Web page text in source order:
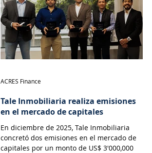
través de la emisión de valores negociables
en el
Tale Inmobiliaria realiza emisiones
en el mercado de capitales
En diciembre de 2025, Tale Inmobiliaria
concretó dos emisiones en el mercado de
capitales por un monto de US$ 3'000,000
ACRES Finance